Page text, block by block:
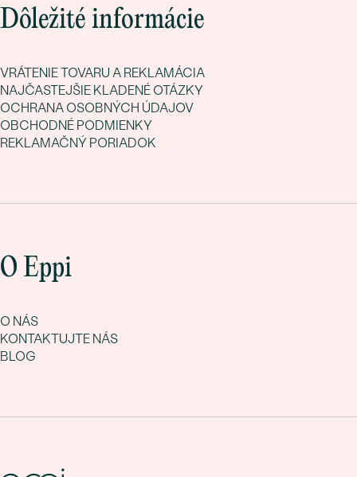
Dôležité informácie
VRÁTENIE TOVARU A REKLAMÁCIA
NAJČASTEJŠIE KLADENÉ OTÁZKY
OCHRANA OSOBNÝCH ÚDAJOV
OBCHODNÉ PODMIENKY
REKLAMAČNÝ PORIADOK
O Eppi
O NÁS
KONTAKTUJTE NÁS
BLOG